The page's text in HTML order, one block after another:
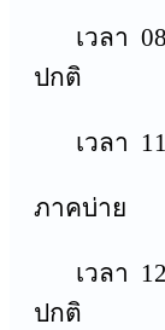
เวลา
ปกติ
เวลา
ภาคบ่าย
เวลา
ปกติ